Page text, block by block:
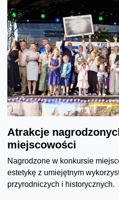
Atrakcje
miejscowości
Nagrodzone w konkursie
estetykę z umiejętnym
przyrodniczych i historycznych.